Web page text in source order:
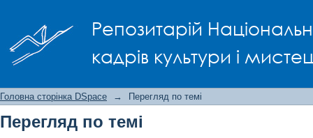
Репозитарій
кадрів культури і
Головна сторінка DSpace → Перегляд по темі
Перегляд по темі